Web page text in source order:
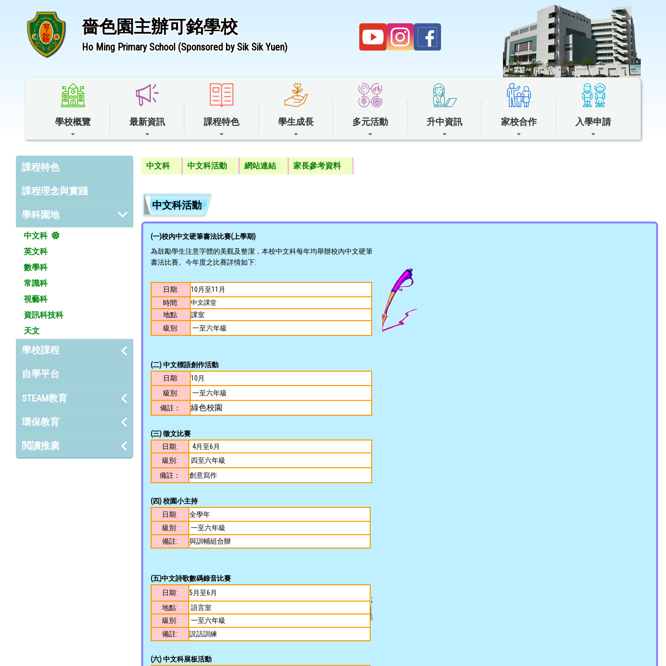
嗇色園主辦可銘學校
Ho Ming Primary School (Sponsored by Sik Sik Yuen)
學校概覽 最新資訊 課程特色 學生成長 多元活動 升中資訊 家校合作 入學申請
課程特色
課程理念與實踐
學科園地
中文科
英文科
數學科
常識科
視藝科
資訊科技科
天文
學校課程
自學平台
STEAM教育
環保教育
閲讀推廣
中文科 中文科活動 網站連結 家長參考資料
中文科活動
(一)校內中文硬筆書法比賽(上學期)
為鼓勵學生注意字體的美觀及整潔，本校中文科每年均舉辦校內中文硬筆
書法比賽。今年度之比賽詳情如下:
日期:
10月至11月
時間:
中文課堂
地點:
課室
級別:
一至六年級
(二) 中文標語創作活動
日期:
10月
級別:
一至六年級
備註：
綠色校園
(三) 徵文比賽
日期:
4月至6月
級別:
四至六年級
備註：
創意寫作
(四)校園小主持
日期:
全學年
級別:
一至六年級
備註:
與訓輔組合辦
(五)中文詩歌數碼錄音比賽
日期:
5月至6月
地點:
語言室
級別:
一至六年級
備註:
説話訓練
(六)中文科展板活動